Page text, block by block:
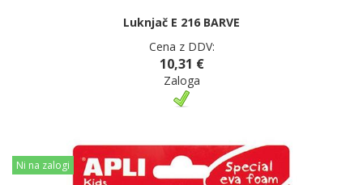
Luknjač E 216 BARVE
Cena z DDV:
10,31 €
Zaloga
Ni na zalogi